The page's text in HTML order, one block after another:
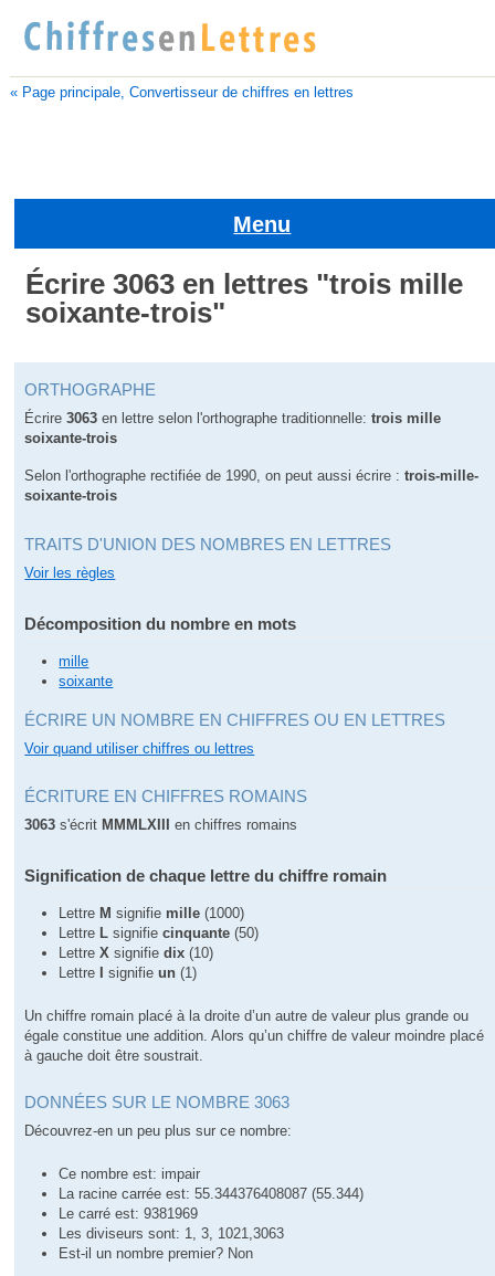
« Page principale, Convertisseur de chiffres en lettres
Menu
Écrire 3063 en lettres "trois mille
soixante-trois"
ORTHOGRAPHE
Écrire3063 en lettre selon l'orthographe traditionnelle:trois mille
soixante-trois
Selon l'orthographe rectifiée de 1990, on peut aussi écrire :trois-mille-
soixante-trois
TRAITS D'UNION DES NOMBRES EN LETTRES
Voir les règles
Décomposition du nombre en mots
mille
soixante
ÉCRIRE UN NOMBRE EN CHIFFRES OU EN LETTRES
Voir quand utiliser chiffres ou lettres
ÉCRITURE EN CHIFFRES ROMAINS
3063 s'écrit MMMLXIII en chiffres romains
Signification de chaque lettre du chiffre romain
Lettre M signifie mille (1000)
Lettre L signifiecinquante (50)
LettreX signifiedix (10)
Lettre
signifieun (1)
Un chiffre romain placé à la droite d’un autre de valeur plus grande ou
égale constitue une addition. Alors qu’un chiffre de valeur moindre placé
à gauche doit être soustrait.
DONNÉES SUR LE NOMBRE 3063
Découvrez-en un peu plus sur ce nombre:
Ce nombre est: impair
La racine carrée est: 55.344376408087 (55.344)
Le carré est: 9381969
Les diviseurs sont: 1, 3, 1021,3063
Est-il un nombre premier? Non